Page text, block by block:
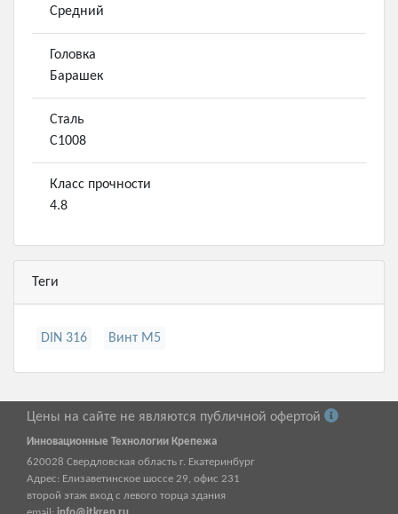
Средний
Головка
Барашек
Сталь
С1008
Класс прочности
4.8
Теги
DIN 316 Винт М5
Цены на сайте не являются публичной офертой
Инновационные Технологии Крепежа
620028 Свердловская область г. Екатеринбург
Адрес: Елизаветинское шоссе 29, офис 231
второй этаж вход с левого торца здания